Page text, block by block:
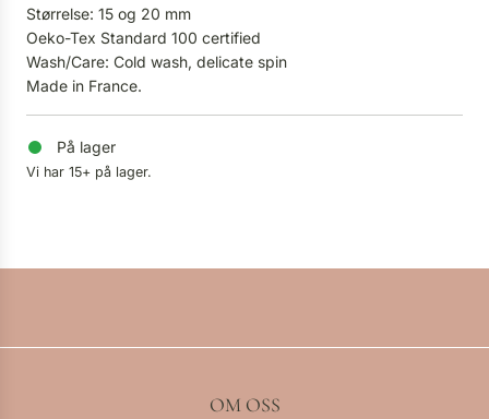
Størrelse: 15 og 20 mm
Oeko-Tex Standard 100 certified
Wash/Care: Cold wash, delicate spin
Made in France.
På lager
Vi har 15+ på lager.
OM OSS